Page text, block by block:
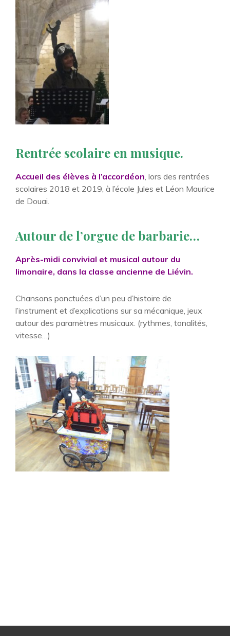
Rentrée scolaire en musique.
Accueil des élèves à l’accordéon , lors des rentrées
scolaires 2018 et 2019, à l’école Jules et Léon Maurice
de Douai.
Autour de l’orgue de barbarie…
Après-midi convivial et musical autour du
limonaire, dans la classe ancienne de Liévin.
Chansons ponctuées d’un peu d’histoire de
l’instrument et d’explications sur sa mécanique, jeux
autour des paramètres musicaux. (rythmes, tonalités,
vitesse…)